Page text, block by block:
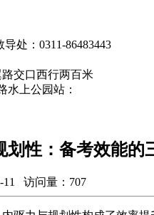
导处：0311-86483443
交口西行两百米
水上公园站：
划性：备考效能的
访问量：707